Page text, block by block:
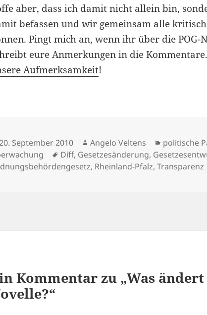
aber, dass ich damit nicht allein bin,
befassen und wir gemeinsam alle
Pingt mich an, wenn ihr über die POG-
eure Anmerkungen in die
Aufmerksamkeit!
Veröffentlicht
September 2010 Autor
Angelo Veltens Kategorien
politische
Schlagwörter
Diff, Gesetzesänderung,
, Rheinland-Pfalz,Transparenz
Kommentar zu „Was ändert